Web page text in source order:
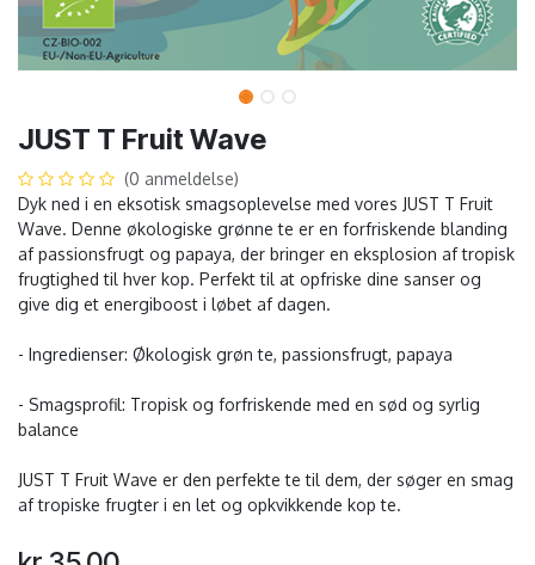
JUST T Fruit Wave
(0 anmeldelse)
Dyk ned i en eksotisk smagsoplevelse med vores JUST T Fruit
Wave. Denne økologiske grønne te er en forfriskende blanding
af passionsfrugt og papaya, der bringer en eksplosion af tropisk
frugtighed til hver kop. Perfekt til at opfriske dine sanser og
give dig et energiboost i løbet af dagen.
- Ingredienser: Økologisk grøn te, passionsfrugt, papaya
- Smagsprofil: Tropisk og forfriskende med en sød og syrlig
balance
JUST T Fruit Wave er den perfekte te til dem, der søger en smag
af tropiske frugter i en let og opkvikkende kop te.